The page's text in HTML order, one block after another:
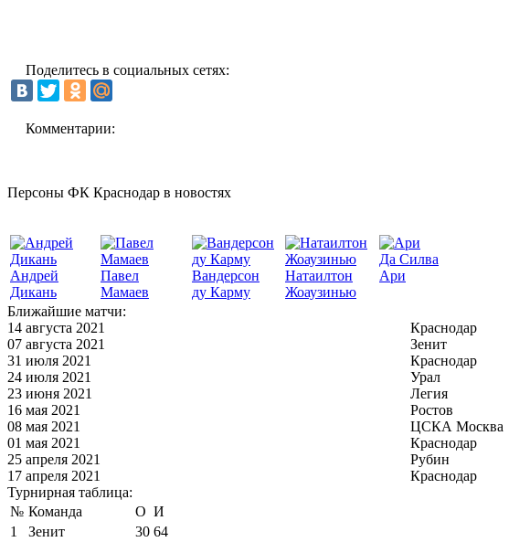
Поделитесь в социальных сетях:
Комментарии:
Персоны ФК Краснодар в новостях
Андрей
Дикань
Павел
Мамаев
Вандерсон
ду Карму
Натаилтон
Жоаузинью
Да Силва
Ари
Ближайшие матчи:
14 августа 2021
Краснодар
07 августа 2021
Зенит
31 июля 2021
Краснодар
24 июля 2021
Урал
23 июня 2021
Легия
16 мая 2021
Ростов
08 мая 2021
ЦСКА Москва
01 мая 2021
Краснодар
25 апреля 2021
Рубин
17 апреля 2021
Краснодар
Турнирная таблица:
№ Команда О И
1
Зенит 30 64